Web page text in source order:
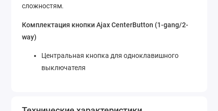
сложностям.
Комплектация кнопки Ajax CenterButton (1-gang/2-
way)
Центральная кнопка для одноклавишного
выключателя